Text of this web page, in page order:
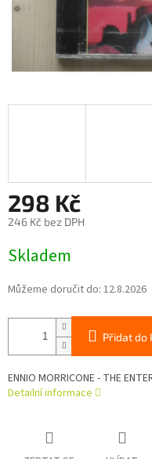
298 Kč
246 Kč bez DPH
cena:
Skladem
Můžeme doručit do: 12.8.2026
Přidat do
ENNIO MORRICONE - THE
Detailní informace